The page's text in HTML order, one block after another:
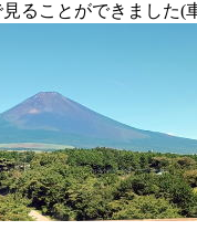
ることができました(